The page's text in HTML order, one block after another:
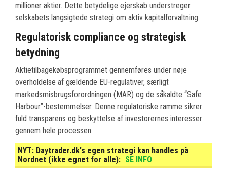
millioner aktier. Dette betydelige ejerskab understreger
selskabets langsigtede strategi om aktiv kapitalforvaltning.
Regulatorisk compliance og strategisk
betydning
Aktietilbagekøbsprogrammet gennemføres under nøje
overholdelse af gældende EU-regulativer, særligt
markedsmisbrugsforordningen (MAR) og de såkaldte “Safe
Harbour”-bestemmelser. Denne regulatoriske ramme sikrer
fuld transparens og beskyttelse af investorernes interesser
gennem hele processen.
NYT: Daytrader.dk's egen strategi kan handles på
Nordnet (ikke egnet for alle): SE INFO